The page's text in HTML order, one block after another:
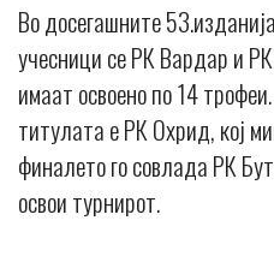
Во досегашните
учесници се РК Вардар и
имаат освоено по 14
титулата е РК Охрид, кој
финалето го совлада РК
освои турнирот.